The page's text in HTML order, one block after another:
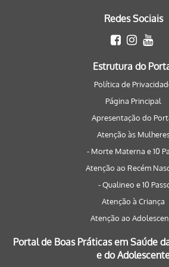
Redes Sociais
Estrutura do
Política de
Página Principal
Apresentação do
Atenção às
- Morte Materna e 10
Atenção ao Recém
- Qualineo e 10
Atenção à Criança
Atenção ao
Portal de Boas Práticas em Saúde
e do